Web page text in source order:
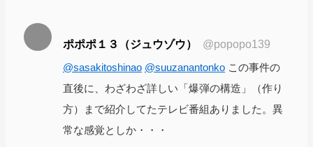
ポポポ１３（ジュウゾウ）
@popopo139
@sasakitoshinao @suuzanantonko この事件の
直後に、わざわざ詳しい「爆弾の構造」（作り
方）まで紹介してたテレビ番組ありました。異
常な感覚としか・・・